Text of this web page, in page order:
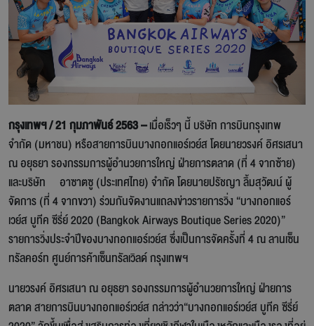
กรุงเทพฯ / 21 กุมภาพันธ์ 2563 –เมื่อเร็วๆ นี้ บริษัท การบินกรุงเทพ
จำกัด (มหาชน) หรือสายการบินบางกอกแอร์เวย์ส โดยนายวรงค์ อิศรเสนา
ณ อยุธยา รองกรรมการผู้อำนวยการใหญ่ ฝ่ายการตลาด (ที่ 4 จากซ้าย)
และบริษัท อาซาตซู (ประเทศไทย) จำกัด โดยนายปรัชญา ลิ้มสุวัฒน์ ผู้
จัดการ (ที่ 4 จากขวา) ร่วมกันจัดงานแถลงข่าวรายการวิ่ง “บางกอกแอร์
เวย์ส บูทีค ซีรี่ย์ 2020 (Bangkok Airways Boutique Series 2020)”
รายการวิ่งประจำปีของบางกอกแอร์เวย์ส ซึ่งเป็นการจัดครั้งที่ 4 ณ ลานเซ็น
ทรัลคอร์ท ศูนย์การค้าเซ็นทรัลเวิลด์ กรุงเทพฯ
นายวรงค์ อิศรเสนา ณ อยุธยา รองกรรมการผู้อำนวยการใหญ่ ฝ่ายการ
ตลาด สายการบินบางกอกแอร์เวย์ส กล่าวว่า“บางกอกแอร์เวย์ส บูทีค ซีรี่ย์